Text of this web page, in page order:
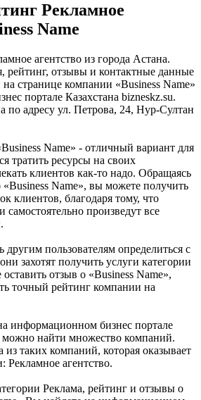
Рекламное
Name
агентство из города Астана.
рейтинг, отзывы и контактные данные
странице компании «Business Name»
портале Казахстана bizneskz.su.
по адресу ул. Петрова, 24, Нур-Султан
Name» - отличный вариант для
тратить ресурсы на своих
клиентов как-то надо. Обращаясь
«Business Name», вы можете получить
клиентов, благодаря тому, что
произведут все
пользователям определиться с
захотят получить услуги категории
отзыв о «Business Name»,
точный рейтинг компании на
информационном бизнес портале
можно найти множество компаний.
из таких компаний, которая оказывает
Рекламное агентство.
Реклама, рейтинг и отзывы о